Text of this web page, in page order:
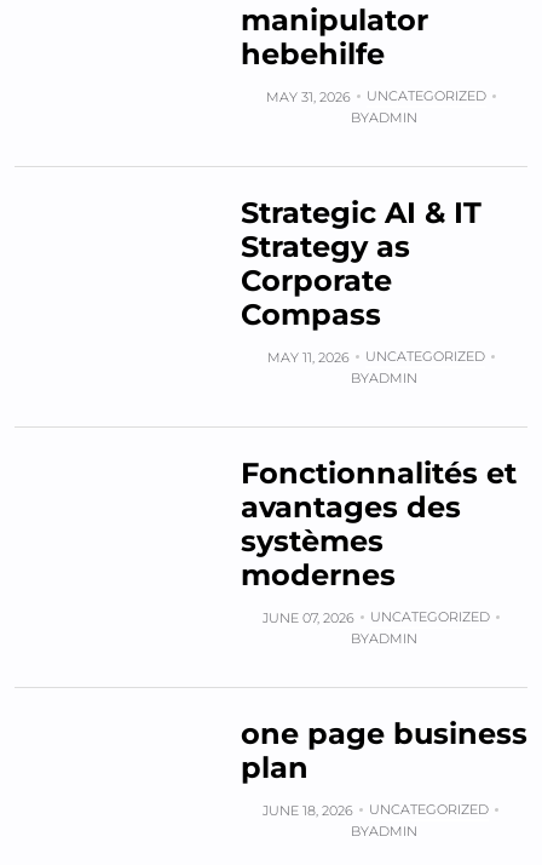
manipulator
hebehilfe
MAY 31, 2026
UNCATEGORIZED
BYADMIN
Strategic AI & IT
Strategy as
Corporate
Compass
MAY 11, 2026
UNCATEGORIZED
BYADMIN
Fonctionnalités et
avantages des
systèmes
modernes
JUNE 07, 2026
UNCATEGORIZED
BYADMIN
one page business
plan
JUNE 18, 2026
UNCATEGORIZED
BYADMIN